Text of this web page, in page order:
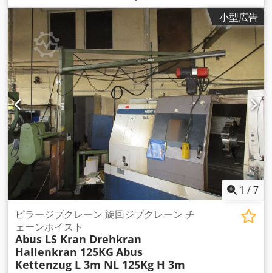
小型広告
1 /7
ピラージブクレーン 旋回ジブクレーン チ
ェーンホイスト
Abus LS Kran Drehkran
Hallenkran 125KG Abus
Kettenzug L 3m NL 125Kg H 3m